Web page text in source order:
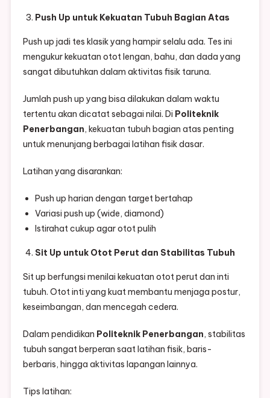
Push Up untuk Kekuatan Tubuh Bagian Atas
Push up jadi tes klasik yang hampir selalu ada. Tes ini
mengukur kekuatan otot lengan, bahu, dan dada yang
sangat dibutuhkan dalam aktivitas fisik taruna.
Jumlah push up yang bisa dilakukan dalam waktu
tertentu akan dicatat sebagai nilai. Di Politeknik
Penerbangan, kekuatan tubuh bagian atas penting
untuk menunjang berbagai latihan fisik dasar.
Latihan yang disarankan:
Push up harian dengan target bertahap
Variasi push up (wide, diamond)
Istirahat cukup agar otot pulih
Sit Up untuk Otot Perut dan Stabilitas Tubuh
Sit up berfungsi menilai kekuatan otot perut dan inti
tubuh. Otot inti yang kuat membantu menjaga postur,
keseimbangan, dan mencegah cedera.
Dalam pendidikan Politeknik Penerbangan, stabilitas
tubuh sangat berperan saat latihan fisik, baris-
berbaris, hingga aktivitas lapangan lainnya.
Tips latihan: